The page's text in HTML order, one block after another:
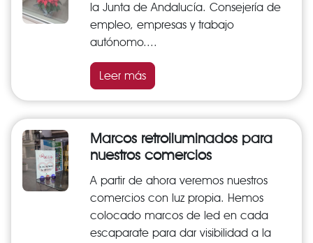
la Junta de Andalucía. Consejería de
empleo, empresas y trabajo
autónomo....
Leer más
Marcos retroiluminados para
nuestros comercios
A partir de ahora veremos nuestros
comercios con luz propia. Hemos
colocado marcos de led en cada
escaparate para dar visibilidad a la